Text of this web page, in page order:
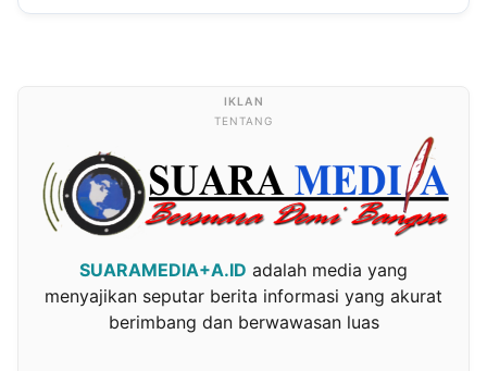
TENTANG
SUARAMEDIA+A.ID adalah media yang
menyajikan seputar berita informasi yang akurat
berimbang dan berwawasan luas